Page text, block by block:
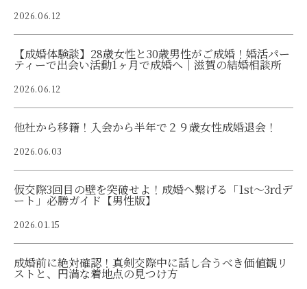
2026.06.12
【成婚体験談】28歳女性と30歳男性がご成婚！婚活パー
ティーで出会い活動1ヶ月で成婚へ｜滋賀の結婚相談所
2026.06.12
他社から移籍！入会から半年で２９歳女性成婚退会！
2026.06.03
仮交際3回目の壁を突破せよ！成婚へ繋げる「1st〜3rdデ
ート」必勝ガイド【男性版】
2026.01.15
成婚前に絶対確認！真剣交際中に話し合うべき価値観リ
ストと、円満な着地点の見つけ方